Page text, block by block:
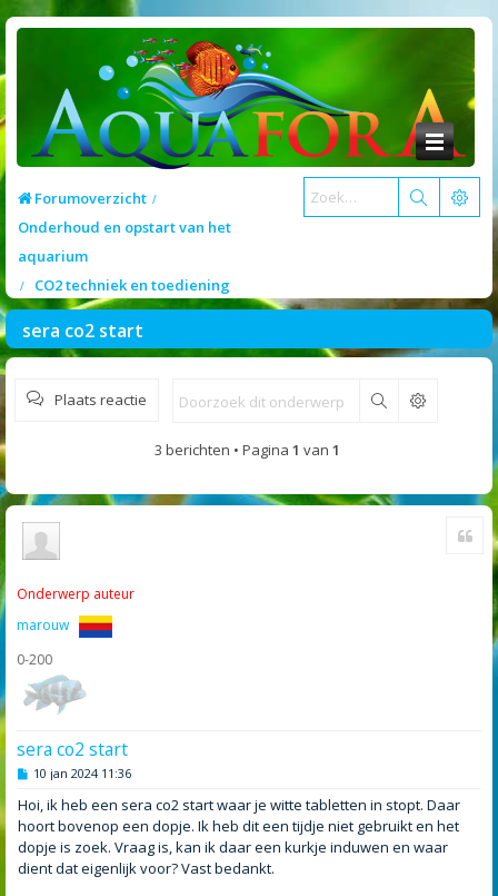
Forumoverzicht
Onderhoud en opstart van het
aquarium
CO2 techniek en toediening
sera co2 start
Plaats reactie Zoek
3 berichten • Pagina 1 van 1
Onderwerp auteur
marouw
0-200
sera co2 start
B
r
i
c
h
10 jan 2024 11:36
Hoi, ik heb een sera co2 start waar je witte tabletten in stopt. Daar
hoort bovenop een dopje. Ik heb dit een tijdje niet gebruikt en het
dopje is zoek. Vraag is, kan ik daar een kurkje induwen en waar
dient dat eigenlijk voor? Vast bedankt.